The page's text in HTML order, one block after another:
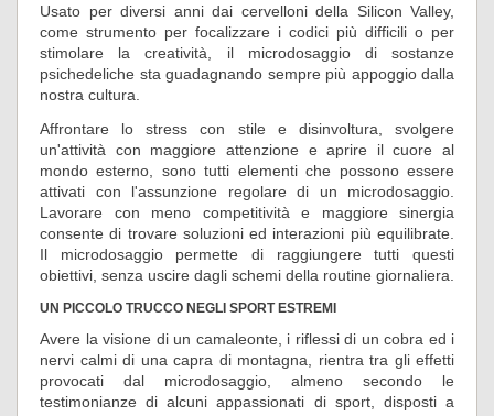
Usato per diversi anni dai cervelloni della Silicon Valley,
come strumento per focalizzare i codici più difficili o per
stimolare la creatività, il microdosaggio di sostanze
psichedeliche sta guadagnando sempre più appoggio dalla
nostra cultura.
Affrontare lo stress con stile e disinvoltura, svolgere
un'attività con maggiore attenzione e aprire il cuore al
mondo esterno, sono tutti elementi che possono essere
attivati con l'assunzione regolare di un microdosaggio.
Lavorare con meno competitività e maggiore sinergia
consente di trovare soluzioni ed interazioni più equilibrate.
Il microdosaggio permette di raggiungere tutti questi
obiettivi, senza uscire dagli schemi della routine giornaliera.
UN PICCOLO TRUCCO NEGLI SPORT ESTREMI
Avere la visione di un camaleonte, i riflessi di un cobra ed i
nervi calmi di una capra di montagna, rientra tra gli effetti
provocati dal microdosaggio, almeno secondo le
testimonianze di alcuni appassionati di sport, disposti a